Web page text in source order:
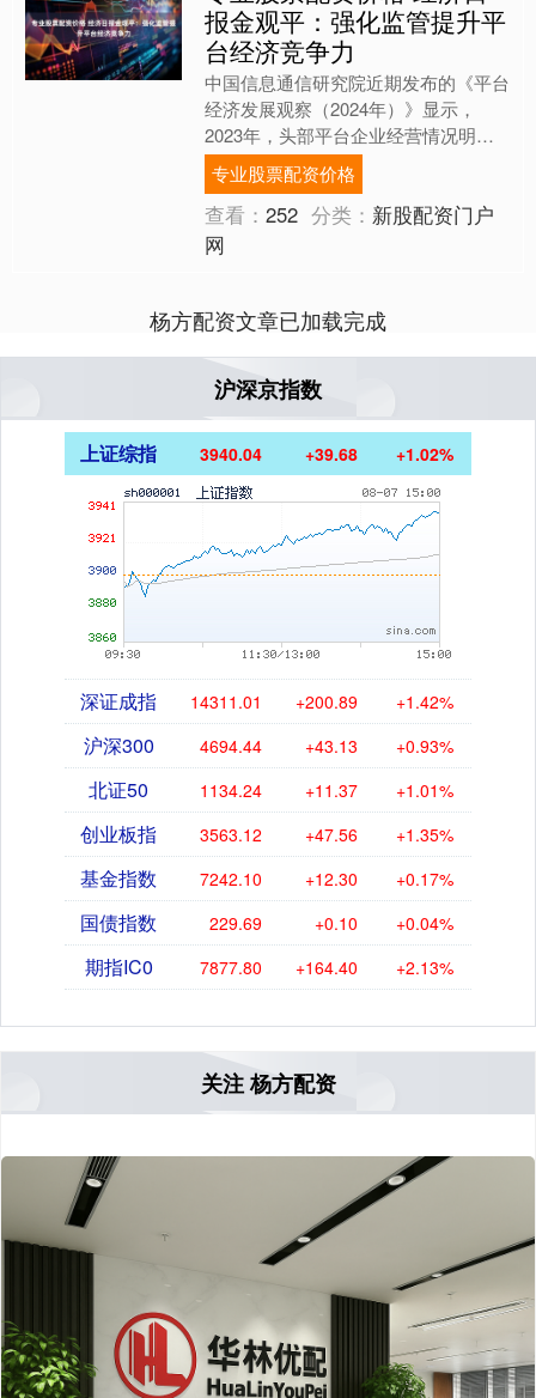
报金观平：强化监管提升平
台经济竞争力
中国信息通信研究院近期发布的《平台
经济发展观察（2024年）》显示，
2023年，头部平台企业经营情况明显
好转专业股票配资价格，市值排名前十
的上市平台企业总营收为....
专业股票配资价格
查看：252 分类： 新股配资门户
网
杨方配资文章已加载完成
沪深京指数
上证综指 3940.04 +39.68 +1.02%
深证成指 14311.01 +200.89 +1.42%
沪深300 4694.44 +43.13 +0.93%
北证50 1134.24 +11.37 +1.01%
创业板指 3563.12 +47.56 +1.35%
基金指数 7242.10 +12.30 +0.17%
国债指数 229.69 +0.10 +0.04%
期指IC0 7877.80 +164.40 +2.13%
关注 杨方配资